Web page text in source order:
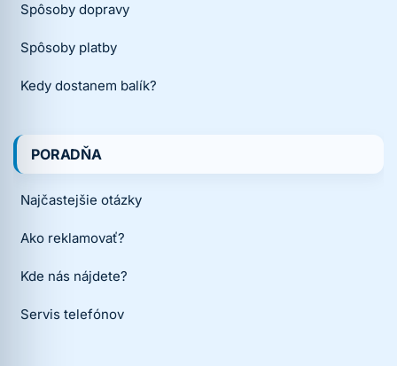
Spôsoby dopravy
Spôsoby platby
Kedy dostanem balík?
PORADŇA
Najčastejšie otázky
Ako reklamovať?
Kde nás nájdete?
Servis telefónov